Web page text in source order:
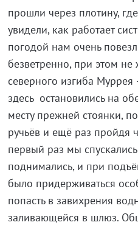
прошли через плотину,
увидели, как работает
погодой нам очень
безветренно, при этом
северного изгиба
здесь остановились на
месту прежней стоянки,
ручьёв и ещё раз пройдя
первый раз мы
поднимались, и при
было придерживаться
попасть в завихрения
заливающейся в шлюз.